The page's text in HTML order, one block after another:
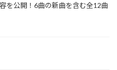
を公開！6曲の新曲を含む全12曲